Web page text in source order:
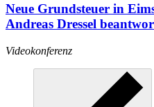
Neue Grundsteuer in
Andreas Dressel
Videokonferenz